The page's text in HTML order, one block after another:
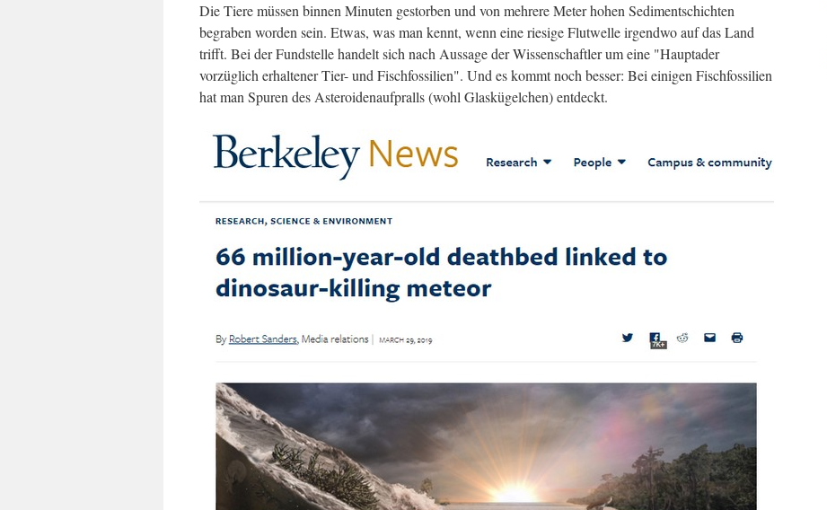
Die Tiere müssen binnen Minuten gestorben und von mehrere Meter hohen Sedimentschichten
begraben worden sein. Etwas, was man kennt, wenn eine riesige Flutwelle irgendwo auf das Land
trifft. Bei der Fundstelle handelt sich nach Aussage der Wissenschaftler um eine "Hauptader
vorzüglich erhaltener Tier- und Fischfossilien". Und es kommt noch besser: Bei einigen Fischfossilien
hat man Spuren des Asteroidenaufpralls (wohl Glaskügelchen) entdeckt.